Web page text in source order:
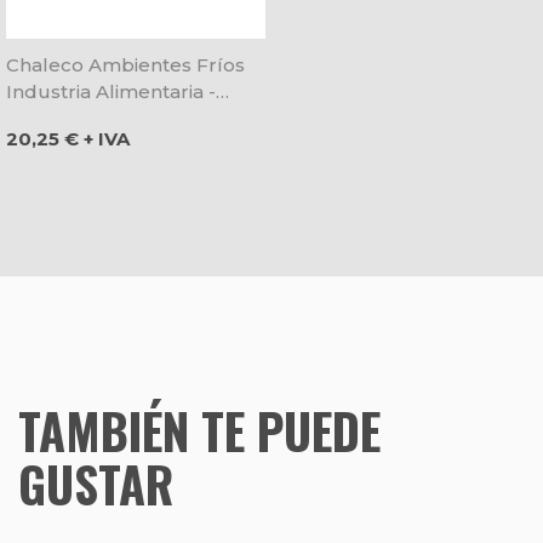
Chaleco Ambientes Fríos
Industria Alimentaria -
Precio
20,25 € + IVA
TAMBIÉN TE PUEDE
GUSTAR